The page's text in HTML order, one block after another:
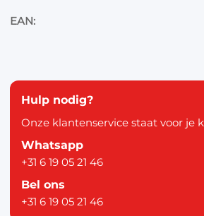
EAN:
Hulp nodig?
Onze klantenservice staat voor je
Whatsapp
+31 6 19 05 21 46
Bel ons
+31 6 19 05 21 46